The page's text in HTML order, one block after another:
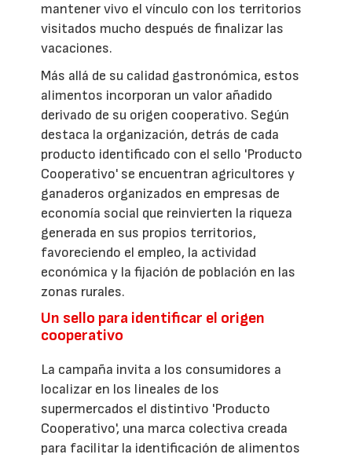
mantener vivo el vínculo con los territorios
visitados mucho después de finalizar las
vacaciones.
Más allá de su calidad gastronómica, estos
alimentos incorporan un valor añadido
derivado de su origen cooperativo. Según
destaca la organización, detrás de cada
producto identificado con el sello 'Producto
Cooperativo' se encuentran agricultores y
ganaderos organizados en empresas de
economía social que reinvierten la riqueza
generada en sus propios territorios,
favoreciendo el empleo, la actividad
económica y la fijación de población en las
zonas rurales.
Un sello para identificar el origen
cooperativo
La campaña invita a los consumidores a
localizar en los lineales de los
supermercados el distintivo 'Producto
Cooperativo', una marca colectiva creada
para facilitar la identificación de alimentos